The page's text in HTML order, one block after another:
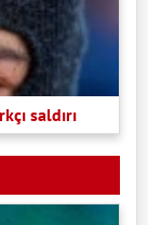
saldırı